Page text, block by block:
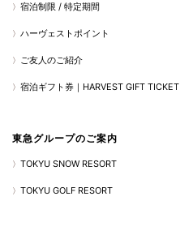
宿泊制限 / 特定期間
ハーヴェストポイント
ご友人のご紹介
宿泊ギフト券｜HARVEST GIFT TICKET
東急グループのご案内
TOKYU SNOW RESORT
TOKYU GOLF RESORT